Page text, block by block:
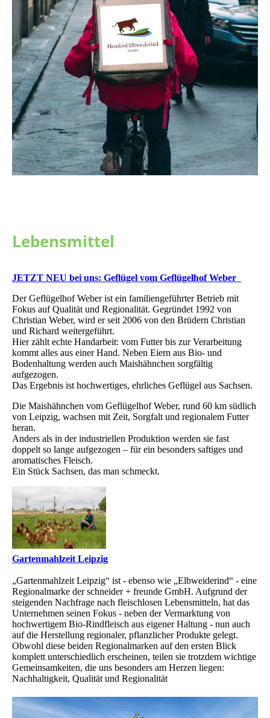
Lebensmittel
JETZT NEU bei uns: Geflügel vom Geflügelhof Weber
Der Geflügelhof Weber ist ein familiengeführter Betrieb mit
Fokus auf Qualität und Regionalität. Gegründet 1992 von
Christian Weber, wird er seit 2006 von den Brüdern Christian
und Richard weitergeführt.
Hier zählt echte Handarbeit: vom Futter bis zur Verarbeitung
kommt alles aus einer Hand. Neben Eiern aus Bio- und
Bodenhaltung werden auch Maishähnchen sorgfältig
aufgezogen.
Das Ergebnis ist hochwertiges, ehrliches Geflügel aus Sachsen.
Die Maishähnchen vom Geflügelhof Weber, rund 60 km südlich
von Leipzig, wachsen mit Zeit, Sorgfalt und regionalem Futter
heran.
Anders als in der industriellen Produktion werden sie fast
doppelt so lange aufgezogen – für ein besonders saftiges und
aromatisches Fleisch.
Ein Stück Sachsen, das man schmeckt.
Gartenmahlzeit Leipzig
„Gartenmahlzeit Leipzig“ ist - ebenso wie „Elbweiderind“ - eine
Regionalmarke der schneider + freunde GmbH. Aufgrund der
steigenden Nachfrage nach fleischlosen Lebensmitteln, hat das
Unternehmen seinen Fokus - neben der Vermarktung von
hochwertigem Bio-Rindfleisch aus eigener Haltung - nun auch
auf die Herstellung regionaler, pflanzlicher Produkte gelegt.
Obwohl diese beiden Regionalmarken auf den ersten Blick
komplett unterschiedlich erscheinen, teilen sie trotzdem wichtige
Gemeinsamkeiten, die uns besonders am Herzen liegen:
Nachhaltigkeit, Qualität und Regionalität